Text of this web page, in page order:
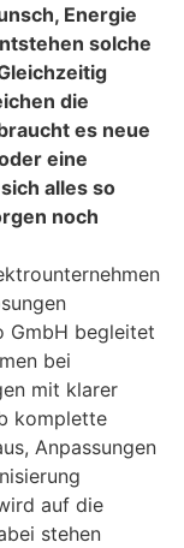
Energie
solche
die
es neue
eine
alles so
noch
GmbH begleitet
bei
mit klarer
komplette
Anpassungen
auf die
stehen